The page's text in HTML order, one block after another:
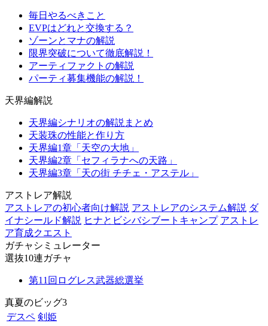
毎日やるべきこと
EVPはどれと交換する？
ゾーンとマナの解説
限界突破について徹底解説！
アーティファクトの解説
パーティ募集機能の解説！
天界編解説
天界編シナリオの解説まとめ
天装珠の性能と作り方
天界編1章「天空の大地」
天界編2章「セフィラナへの天路」
天界編3章「天の街 チチェ・アステル」
アストレア解説
アストレアの初心者向け解説 アストレアのシステム解説 ダ
イナシールド解説 ヒナとビシバシブートキャンプ アストレ
ア育成クエスト
ガチャシミュレーター
選抜10連ガチャ
第11回ログレス武器総選挙
真夏のビッグ3
デスペ 剣姫